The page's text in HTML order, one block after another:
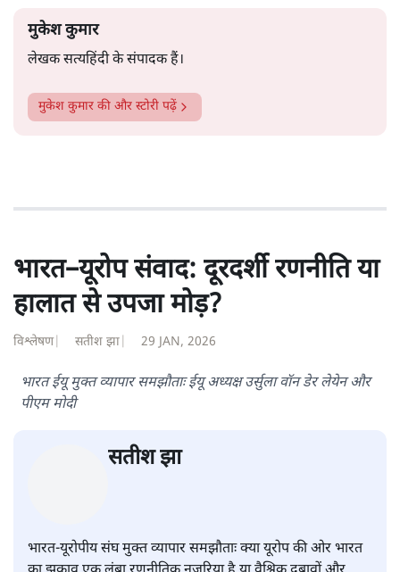
मुकेश कुमार
लेखक सत्यहिंदी के संपादक हैं।
मुकेश कुमार की और स्टोरी पढ़ें
भारत–यूरोप संवाद: दूरदर्शी रणनीति या
हालात से उपजा मोड़?
विश्लेषण| सतीश झा 29 JAN, 2026